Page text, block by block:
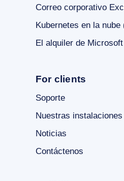
Correo corporativo
Kubernetes en la nube
El alquiler de
For clients
Soporte
Nuestras instalaciones
Noticias
Contáctenos